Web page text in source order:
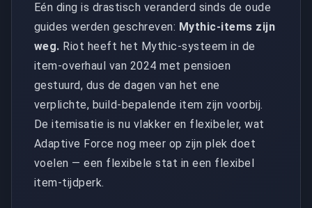
Eén ding is drastisch veranderd sinds de oude
guides werden geschreven: Mythic-items zijn
weg. Riot heeft het Mythic-systeem in de
item-overhaul van 2024 met pensioen
gestuurd, dus de dagen van het ene
verplichte, build-bepalende item zijn voorbij.
De itemisatie is nu vlakker en flexibeler, wat
Adaptive Force nog meer op zijn plek doet
voelen — een flexibele stat in een flexibel
item-tijdperk.